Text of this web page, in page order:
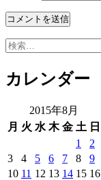
検
カレンダー
2015年8月
月 火 水 木 金 土 日
1
2
3
4 5 6 7 8
9
10 11 12 13 14 15 16